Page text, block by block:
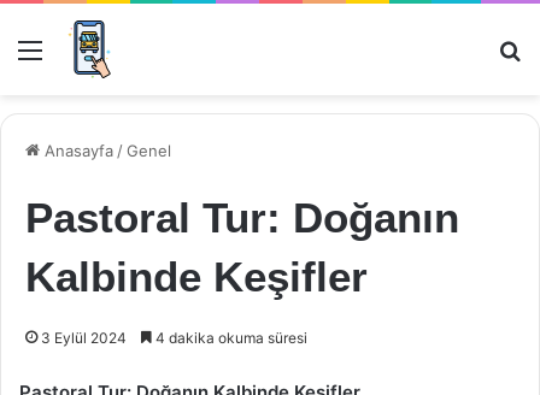
Menü
Anasayfa /Genel
Pastoral Tur: Doğanın
Kalbinde Keşifler
3 Eylül 2024 4 dakika okuma süresi